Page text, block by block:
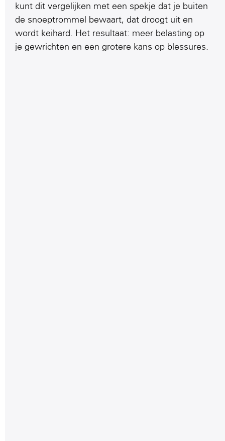
kunt dit vergelijken met een spekje dat je buiten
de snoeptrommel bewaart, dat droogt uit en
wordt keihard. Het resultaat: meer belasting op
je gewrichten en een grotere kans op blessures.